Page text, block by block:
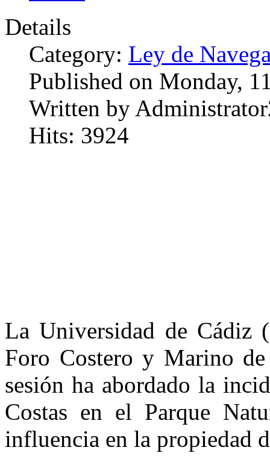
Details
Category: Ley de
Published on Monday,
Written by
Hits: 3924
La Universidad de Cádiz
Foro Costero y Marino
sesión ha abordado la
Costas en el Parque
influencia en la propiedad